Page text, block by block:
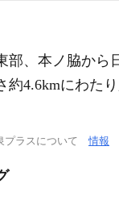
部、本ノ脇か
約4.6kmにわた
プラスについて情報